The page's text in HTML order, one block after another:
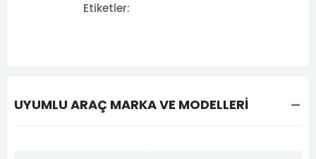
Etiketler:
UYUMLU ARAÇ MARKA VE MODELLERİ